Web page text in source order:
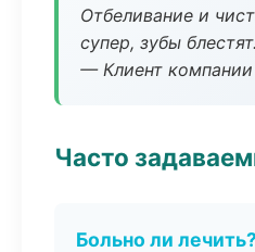
Отбеливание и
супер, зубы
— Клиент компании
Часто
Больно ли лечить?